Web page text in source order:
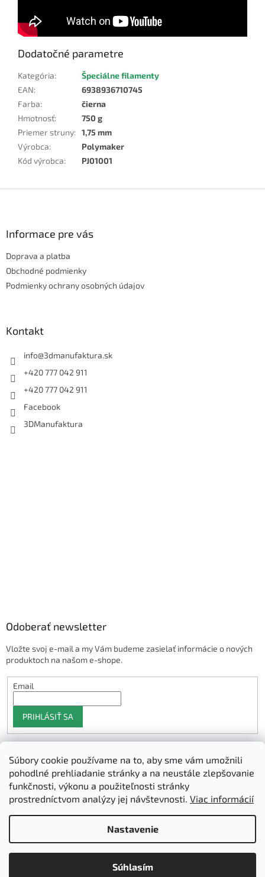
Súbory cookie používame na to, aby sme vám umožnili
pohodlné prehliadanie stránky a na neustále zlepšovanie
funkčnosti, výkonu a použiteľnosti stránky
prostredníctvom analýzy jej návštevnosti. Viac informácií
Nastavenie
Súhlasím
Dodatočné parametre
Kategória:
Špeciálne filamenty
EAN:
6938936710745
Farba:
čierna
Hmotnosť:
750 g
Priemer struny: 1,75 mm
Výrobca:
Polymaker
Kód výrobca: PJ01001
Informace pre vás
Doprava a platba
Obchodné podmienky
Podmienky ochrany osobných údajov
Kontakt
info@3dmanufaktura.sk
+420 777 042 911
+420 777 042 911
Facebook
3DManufaktura
Odoberať newsletter
Vložte svoj e-mail a my Vám budeme zasielať informácie o nových
produktoch na našom e-shope.
Email
PRIHLÁSIŤ SA
Shoptet.sk
Upraviť nastavenie cookies